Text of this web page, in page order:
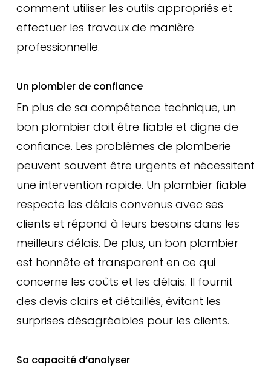
comment utiliser les outils appropriés et
effectuer les travaux de manière
professionnelle.
Un plombier de confiance
En plus de sa compétence technique, un
bon plombier doit être fiable et digne de
confiance. Les problèmes de plomberie
peuvent souvent être urgents et nécessitent
une intervention rapide. Un plombier fiable
respecte les délais convenus avec ses
clients et répond à leurs besoins dans les
meilleurs délais. De plus, un bon plombier
est honnête et transparent en ce qui
concerne les coûts et les délais. Il fournit
des devis clairs et détaillés, évitant les
surprises désagréables pour les clients.
Sa capacité d’analyser